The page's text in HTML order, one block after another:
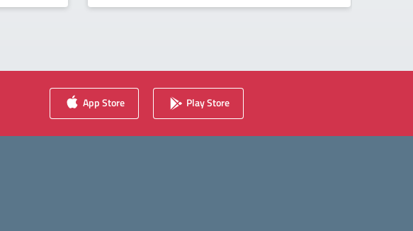
App Store Play Store